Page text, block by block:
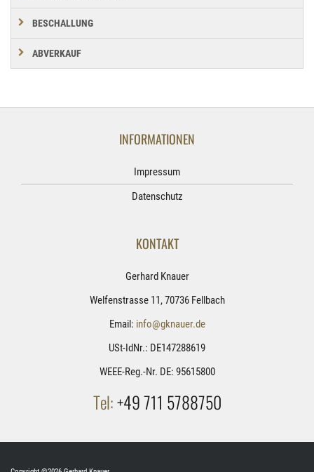
BESCHALLUNG
ABVERKAUF
INFORMATIONEN
Impressum
Datenschutz
KONTAKT
Gerhard Knauer
Welfenstrasse 11, 70736 Fellbach
Email: info@gknauer.de
USt-IdNr.: DE147288619
WEEE-Reg.-Nr. DE: 95615800
Tel:+49 711 5788750